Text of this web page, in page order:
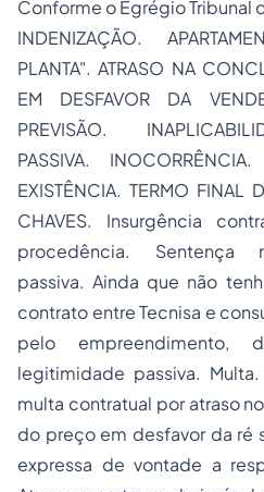
Conforme o Egrégio Tribunal
INDENIZAÇÃO.
PLANTA". ATRASO NA
EM DESFAVOR DA
PREVISÃO.
PASSIVA.
EXISTÊNCIA. TERMO FINAL
CHAVES. Insurgência
procedência. Sentença
passiva. Ainda que não
contrato entre Tecnisa e
pelo
legitimidade passiva.
multa contratual por atraso
do preço em desfavor da ré
expressa de vontade a